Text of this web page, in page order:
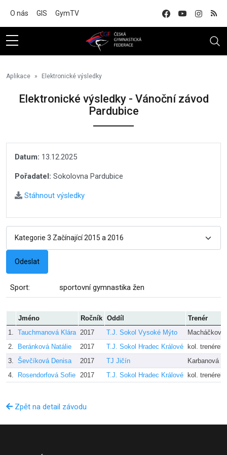
O nás GIS GymTV
Aplikace Elektronické výsledky
Elektronické výsledky - Vánoční závod
Pardubice
Datum: 13.12.2025
Pořadatel: Sokolovna Pardubice
Stáhnout výsledky
Sport: sportovní gymnastika žen
Jméno Ročník Oddíl
Trenér
1. Tauchmanová Klára 2017 T.J. Sokol Vysoké Mýto
Macháčková
2.
Beránková Natálie 2017 T.J. Sokol Hradec Králové
kol. trenérek
3. Ševčíková Denisa 2017 TJ Jičín
Karbanová
4.
Rosendorfová Sofie 2017 T.J. Sokol Hradec Králové kol. trenérek
Zpět na detail závodu